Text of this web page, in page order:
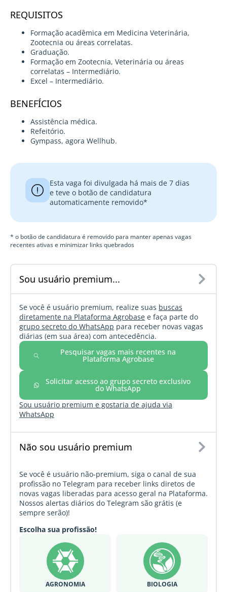
REQUISITOS
Formação acadêmica em Medicina Veterinária,
Zootecnia ou áreas correlatas.
Graduação.
Formação em Zootecnia, Veterinária ou áreas
correlatas – Intermediário.
Excel – Intermediário.
BENEFÍCIOS
Assistência médica.
Refeitório.
Gympass, agora Wellhub.
Esta vaga foi divulgada há mais de 7 dias
e teve o botão de candidatura
automaticamente removido*
* o botão de candidatura é removido para manter apenas vagas
recentes ativas e minimizar links quebrados
Sou usuário premium...
Se você é usuário premium, realize suas buscas
diretamente na Plataforma Agrobase e faça parte do
grupo secreto do WhatsApp para receber novas vagas
diárias (em sua área) com antecedência.
Pesquisar vagas mais recentes na
Plataforma Agrobase
Solicitar acesso ao grupo secreto exclusivo
do WhatsApp
Sou usuário premium e gostaria de ajuda via
WhatsApp
Não sou usuário premium
Se você é usuário não-premium, siga o canal de sua
profissão no Telegram para receber links diretos de
novas vagas liberadas para acesso geral na Plataforma.
Nossos alertas diários do Telegram são grátis (e
sempre serão)!
Escolha sua profissão!
AGRONOMIA BIOLOGIA